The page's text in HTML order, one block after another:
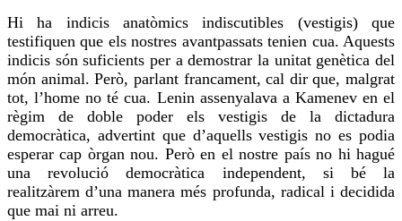
Hi ha indicis anatòmics indiscutibles (vestigis) que
testifiquen que els nostres avantpassats tenien cua. Aquests
indicis són suficients per a demostrar la unitat genètica del
món animal. Però, parlant francament, cal dir que, malgrat
tot, l’home no técua. Lenin assenyalava a Kamenev en el
règim de doble poder els vestigis de la dictadura
democràtica, advertint que d’aquells vestigis no es podia
esperar cap òrgannou. Però en el nostre país no hi hagué
una revolució democràtica independent, si bé la
realitzàrem d’una manera més profunda, radical i decidida
que mai ni arreu.